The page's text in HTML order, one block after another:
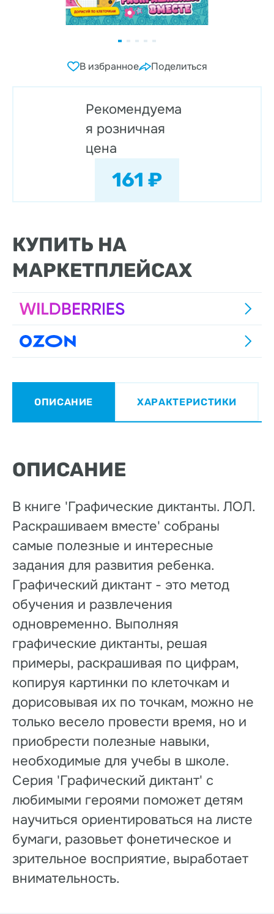
В избранное Поделиться
Рекомендуема
я розничная
цена
161 ₽
КУПИТЬ НА
МАРКЕТПЛЕЙСАХ
ОПИСАНИЕ ХАРАКТЕРИСТИКИ
ОПИСАНИЕ
В книге 'Графические диктанты. ЛОЛ.
Раскрашиваем вместе' собраны
самые полезные и интересные
задания для развития ребенка.
Графический диктант - это метод
обучения и развлечения
одновременно. Выполняя
графические диктанты, решая
примеры, раскрашивая по цифрам,
копируя картинки по клеточкам и
дорисовывая их по точкам, можно не
только весело провести время, но и
приобрести полезные навыки,
необходимые для учебы в школе.
Серия 'Графический диктант' с
любимыми героями поможет детям
научиться ориентироваться на листе
бумаги, разовьет фонетическое и
зрительное восприятие, выработает
внимательность.